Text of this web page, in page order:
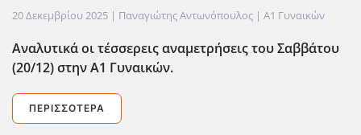
20 Δεκεμβρίου 2025 | Παναγιώτης Αντωνόπουλος | Α1 Γυναικών
Αναλυτικά οι τέσσερεις αναμετρήσεις του Σαββάτου
(20/12) στην Α1 Γυναικών.
ΠΕΡΙΣΣΌΤΕΡΑ